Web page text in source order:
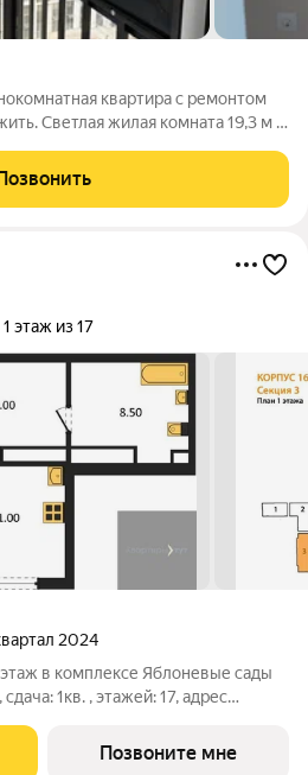
квартира с ремонтом
Светлая жилая комната 19,3 м и
и уютного пространства, где
1 этаж из 17
2024
этаж в комплексе Яблоневые сады
1кв. , этажей: 17, адрес
Позвоните мне